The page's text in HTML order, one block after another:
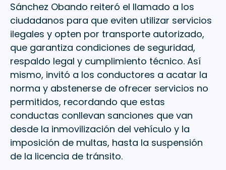
Sánchez Obando reiteró el llamado a los
ciudadanos para que eviten utilizar servicios
ilegales y opten por transporte autorizado,
que garantiza condiciones de seguridad,
respaldo legal y cumplimiento técnico. Así
mismo, invitó a los conductores a acatar la
norma y abstenerse de ofrecer servicios no
permitidos, recordando que estas
conductas conllevan sanciones que van
desde la inmovilización del vehículo y la
imposición de multas, hasta la suspensión
de la licencia de tránsito.